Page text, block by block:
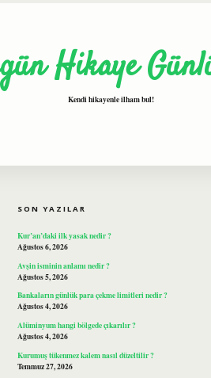
Hikaye
Kendi hikayenle ilham bul!
SON YAZILAR
Kur’an’daki ilk yasak nedir ?
Ağustos 6, 2026
Avşin isminin anlamı nedir ?
Ağustos 5, 2026
Bankaların günlük para çekme limitleri nedir ?
Ağustos 4, 2026
Alüminyum hangi bölgede çıkarılır ?
Ağustos 4, 2026
Kurumuş tükenmez kalem nasıl düzeltilir ?
Temmuz 27, 2026